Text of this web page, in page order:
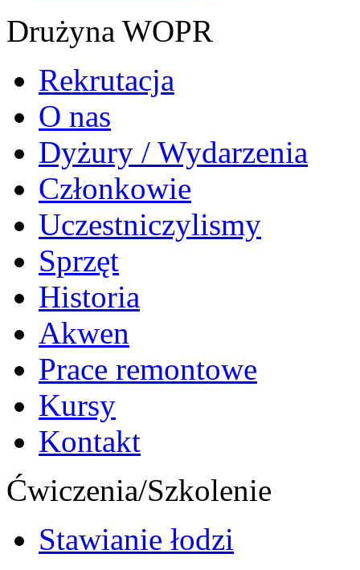
Drużyna WOPR
Rekrutacja
O nas
Dyżury / Wydarzenia
Członkowie
Uczestniczylismy
Sprzęt
Historia
Akwen
Prace remontowe
Kursy
Kontakt
Ćwiczenia/Szkolenie
Stawianie łodzi